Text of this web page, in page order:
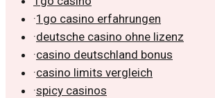
·1go casino erfahrungen
·deutsche casino ohne lizenz
·casino deutschland bonus
·casino limits vergleich
·spicy casinos